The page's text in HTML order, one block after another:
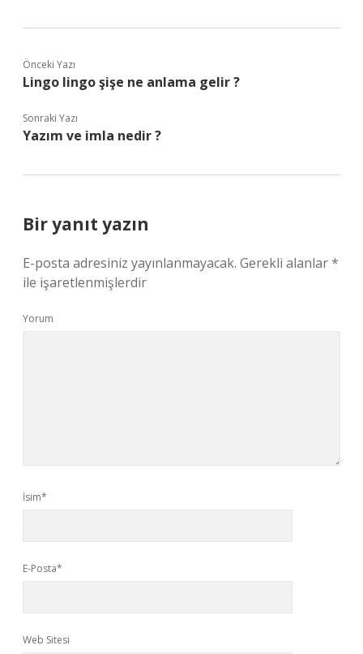
Önceki Yazı
Lingo lingo şişe ne anlama gelir ?
Sonraki Yazı
Yazım ve imla nedir ?
Bir yanıt yazın
E-posta adresiniz yayınlanmayacak. Gerekli alanlar*
ile işaretlenmişlerdir
Yorum
İsim*
E-Posta*
Web Sitesi